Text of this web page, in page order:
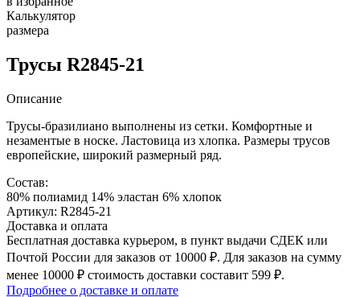
Калькулятор
размера
Трусы R2845-21
Описание
Трусы-бразилиано выполнены из сетки. Комфортные и
незаментые в носке. Ластовица из хлопка. Размеры трусов
европейские, широкий размерный ряд.
Состав:
80% полиамид 14% эластан 6% хлопок
Артикул: R2845-21
Доставка и оплата
Бесплатная доставка курьером, в пункт выдачи СДЕК или
Почтой России для заказов от 10000 ₽. Для заказов на сумму
менее 10000 ₽ стоимость доставки составит 599 ₽.
Подробнее о доставке и оплате